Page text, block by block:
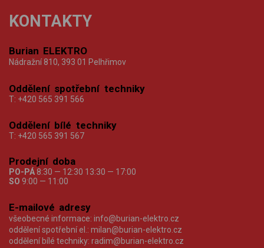
KONTAKTY
Burian ELEKTRO
Nádražní 810, 393 01 Pelhřimov
Oddělení spotřební techniky
T: +420 565 391 566
Oddělení bílé techniky
T: +420 565 391 567
Prodejní doba
PO-PÁ 8:30 — 12:30 13:30 — 17:00
SO 9:00 — 11:00
E-mailové adresy
všeobecné informace: info@burian-elektro.cz
oddělení spotřební el.: milan@burian-elektro.cz
oddělení bílé techniky: radim@burian-elektro.cz